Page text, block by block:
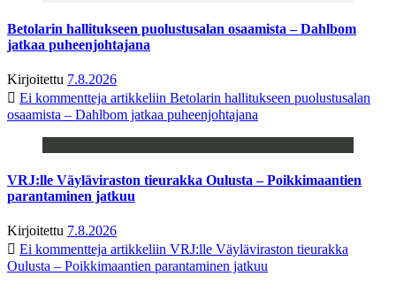
Betolarin hallitukseen puolustusalan osaamista – Dahlbom
jatkaa puheenjohtajana
Kirjoitettu 7.8.2026
Ei kommentteja artikkeliin Betolarin hallitukseen puolustusalan
osaamista – Dahlbom jatkaa puheenjohtajana
VRJ:lle Väyläviraston tieurakka Oulusta – Poikkimaantien
parantaminen jatkuu
Kirjoitettu 7.8.2026
Ei kommentteja artikkeliin VRJ:lle Väyläviraston tieurakka
Oulusta – Poikkimaantien parantaminen jatkuu